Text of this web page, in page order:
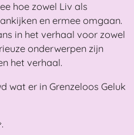
hoe zowel Liv als
en ermee omgaan.
in het verhaal voor zowel
onderwerpen zijn
het verhaal.
wat er in Grenzeloos Geluk